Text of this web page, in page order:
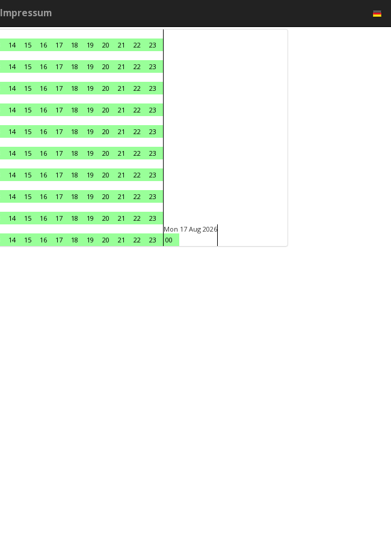
Impressum
14 15 16 17 18 19 20 21 22
23
14 15 16 17 18 19 20 21 22
23
14 15 16 17 18 19 20 21 22
23
14 15 16 17 18 19 20 21 22
23
14 15 16 17 18 19 20 21 22
23
14 15 16 17 18 19 20 21 22
23
14 15 16 17 18 19 20 21 22
23
14 15 16 17 18 19 20 21 22
23
14 15 16 17 18 19 20 21 22
23
14 15 16 17 18 19 20 21 22 23
Mon 17 Aug 2026
00